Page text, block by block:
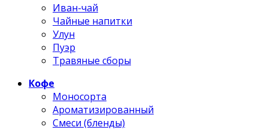
Иван-чай
Чайные напитки
Улун
Пуэр
Травяные сборы
Кофе
Моносорта
Ароматизированный
Смеси (бленды)